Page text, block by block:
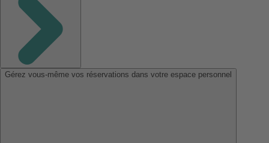
Gérez vous-même vos réservations dans votre espace personnel